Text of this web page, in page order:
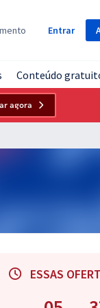
Entrar
Conteúdo
agora
ESSAS